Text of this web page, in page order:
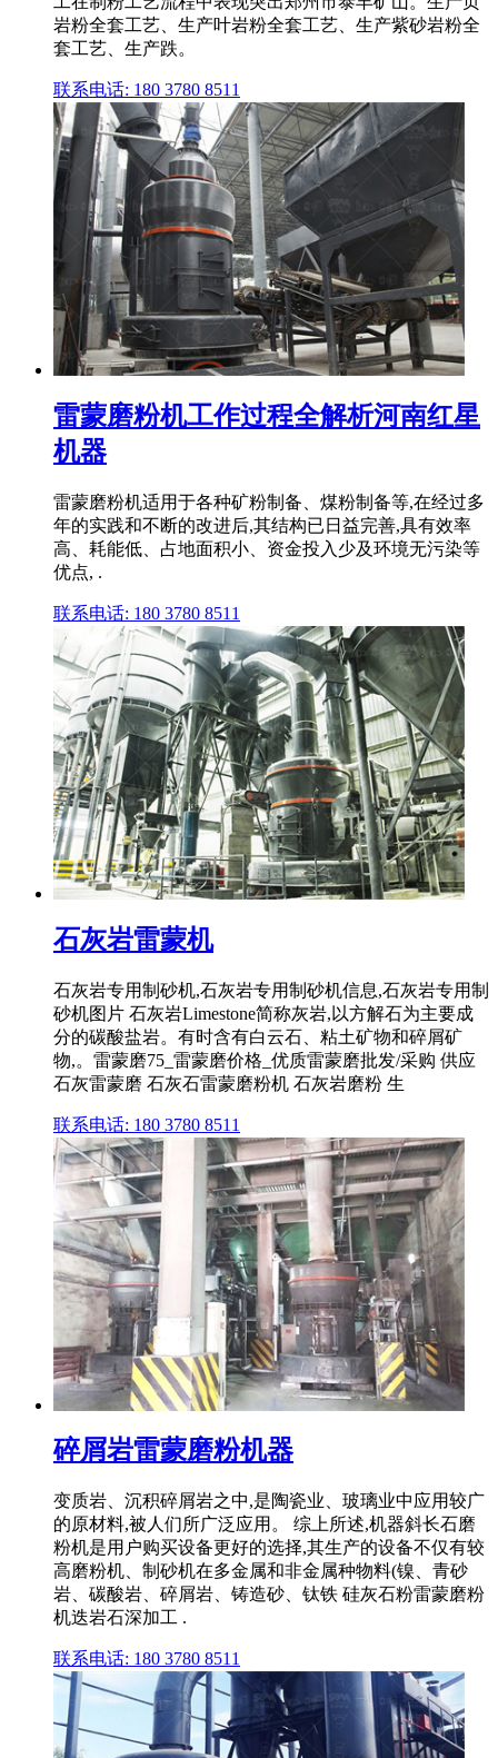
岩粉全套工艺、生产叶岩粉全套工艺、生产紫砂岩粉全
套工艺、生产跌。
联系电话: 180 3780 8511
雷蒙磨粉机工作过程全解析河南红星
机器
雷蒙磨粉机适用于各种矿粉制备、煤粉制备等,在经过多
年的实践和不断的改进后,其结构已日益完善,具有效率
高、耗能低、占地面积小、资金投入少及环境无污染等
优点, .
联系电话: 180 3780 8511
石灰岩雷蒙机
石灰岩专用制砂机,石灰岩专用制砂机信息,石灰岩专用制
砂机图片 石灰岩Limestone简称灰岩,以方解石为主要成
分的碳酸盐岩。有时含有白云石、粘土矿物和碎屑矿
物,。雷蒙磨75_雷蒙磨价格_优质雷蒙磨批发/采购 供应
石灰雷蒙磨 石灰石雷蒙磨粉机 石灰岩磨粉 生
联系电话: 180 3780 8511
碎屑岩雷蒙磨粉机器
变质岩、沉积碎屑岩之中,是陶瓷业、玻璃业中应用较广
的原材料,被人们所广泛应用。 综上所述,机器斜长石磨
粉机是用户购买设备更好的选择,其生产的设备不仅有较
高磨粉机、制砂机在多金属和非金属种物料(镍、青砂
岩、碳酸岩、碎屑岩、铸造砂、钛铁 硅灰石粉雷蒙磨粉
机迭岩石深加工 .
联系电话: 180 3780 8511